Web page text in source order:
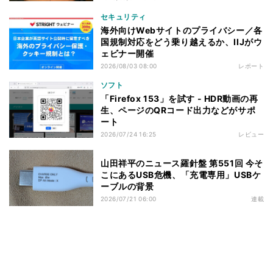
セキュリティ
海外向けWebサイトのプライバシー／各
国規制対応をどう乗り越えるか、IIJがウ
ェビナー開催
2026/08/03 08:00 レポート
ソフト
「Firefox 153」を試す - HDR動画の再
生、ページのQRコード出力などがサポ
ート
2026/07/24 16:25 レビュー
山田祥平のニュース羅針盤 第551回 今そ
こにあるUSB危機、「充電専用」USBケ
ーブルの背景
2026/07/21 06:00 連載